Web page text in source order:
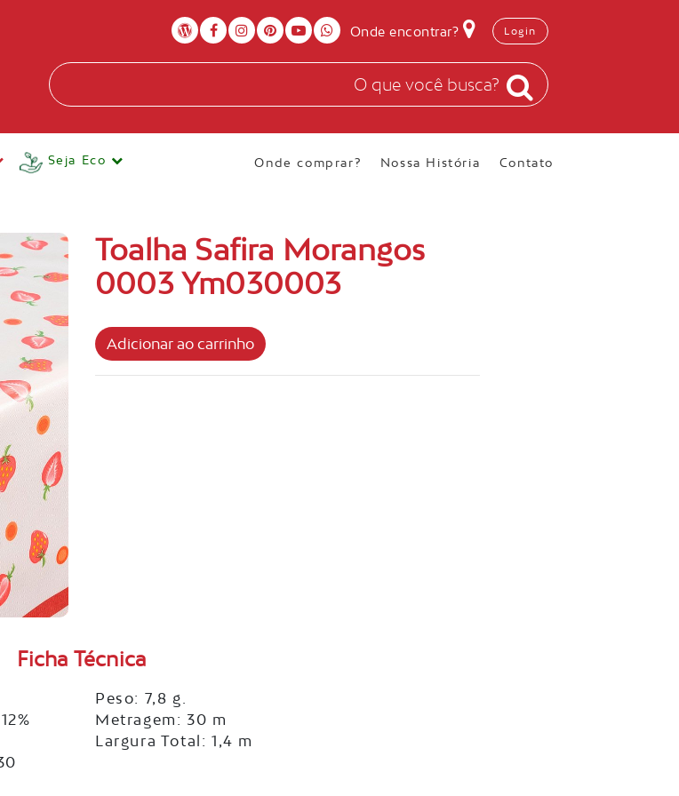
Onde encontrar? Login
Seja Eco Onde comprar? Nossa História Contato
Toalha Safira Morangos
0003 Ym030003
Ficha Técnica
Peso: 7,8 g.
Metragem: 30 m
Largura Total: 1,4 m